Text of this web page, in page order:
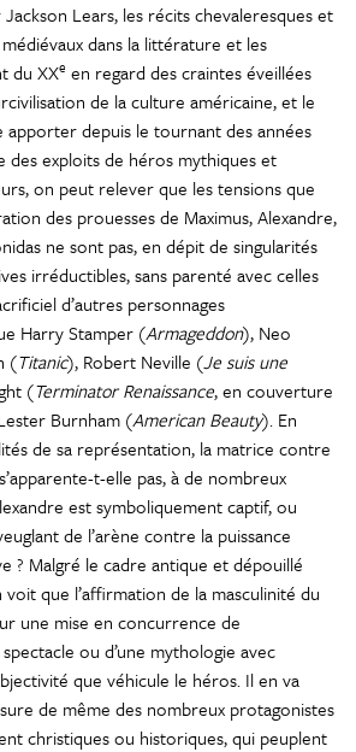
Lears, les récits chevaleresques et
dans la littérature et les
du XXe en regard des craintes éveillées
de la culture américaine, et le
depuis le tournant des années
des exploits de héros mythiques et
on peut relever que les tensions que
des prouesses de Maximus, Alexandre,
ne sont pas, en dépit de singularités
irréductibles, sans parenté avec celles
d’autres personnages
Harry Stamper (Armageddon), Neo
(Titanic), Robert Neville (Je suis une
(Terminator Renaissance, en couverture
Burnham (American Beauty). En
de sa représentation, la matrice contre
t-elle pas, à de nombreux
est symboliquement captif, ou
de l’arène contre la puissance
? Malgré le cadre antique et dépouillé
que l’affirmation de la masculinité du
une mise en concurrence de
ou d’une mythologie avec
que véhicule le héros. Il en va
de même des nombreux protagonistes
christiques ou historiques, qui peuplent